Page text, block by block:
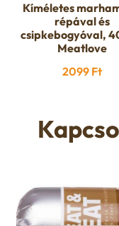
Kíméletes
répával és
csipkebogyóval,
Meatlove
2099 Ft